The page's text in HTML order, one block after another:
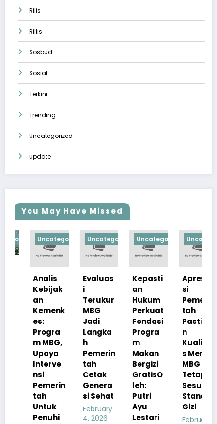
Rilis
Rillis
Sosbud
Sosial
Terkini
Trending
Uncategorized
update
You May Have Missed
Uncategorized
Analis
Kebijak
Kemenk
Progra
m MBG,
Upaya
Interve
Pemerin
Untuk
Penuhi
Uncategorized
Evaluas
Terukur
MBG
Jadi
Langka
Pemerin
Cetak
Genera
si Sehat
February
4, 2026
Uncategorized
Kepasti
Hukum
Perkuat
Fondasi
Progra
Makan
Bergizi
GratisO
Putri
Ayu
Lestari
Apresia
Pemerin
Pastika
Kualita
s Menu
MBG
Tetap
Sesuai
Standar
February